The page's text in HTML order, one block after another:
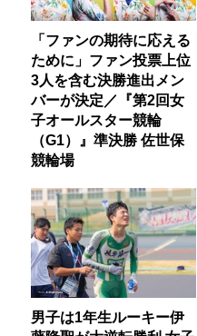
「ファンの期待に応える
ために」ファン投票上位
3人を含む決勝進出メン
バーが決定／『第2回女
子オールスター競輪
（G1）』準決勝 佐世保
競輪場
男子は1年生ルーキー伊